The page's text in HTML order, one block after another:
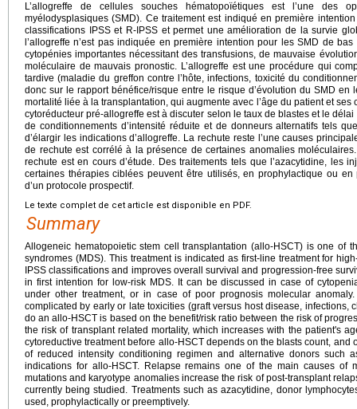
L’allogreffe de cellules souches hématopoïétiques est l’une des
myélodysplasiques (SMD). Ce traitement est indiqué en première
classifications IPSS et R-IPSS et permet une amélioration de la survie
l’allogreffe n’est pas indiquée en première intention pour les SMD de
cytopénies importantes nécessitant des transfusions, de mauvaise
moléculaire de mauvais pronostic. L’allogreffe est une procédure qui
tardive (maladie du greffon contre l’hôte, infections, toxicité du
donc sur le rapport bénéfice/risque entre le risque d’évolution du SMD
mortalité liée à la transplantation, qui augmente avec l’âge du patient et ses
cytoréducteur pré-allogreffe est à discuter selon le taux de blastes et le délai
de conditionnements d’intensité réduite et de donneurs alternatifs tels
d’élargir les indications d’allogreffe. La rechute reste l’une causes
de rechute est corrélé à la présence de certaines anomalies
rechute est en cours d’étude. Des traitements tels que l’azacytidine, les
certaines thérapies ciblées peuvent être utilisés, en prophylactique ou
d’un protocole prospectif.
Le texte complet de cet article est disponible en PDF.
Summary
Allogeneic hematopoietic stem cell transplantation (allo-HSCT) is one of
syndromes (MDS). This treatment is indicated as first-line treatment for
IPSS classifications and improves overall survival and progression-free
in first intention for low-risk MDS. It can be discussed in case of
under other treatment, or in case of poor prognosis molecular
complicated by early or late toxicities (graft versus host disease,
do an allo-HSCT is based on the benefit/risk ratio between the risk of
the risk of transplant related mortality, which increases with the patient's
cytoreductive treatment before allo-HSCT depends on the blasts count, and
of reduced intensity conditioning regimen and alternative donors such
indications for allo-HSCT. Relapse remains one of the main causes of
mutations and karyotype anomalies increase the risk of post-transplant
currently being studied. Treatments such as azacytidine, donor
used, prophylactically or preemptively.